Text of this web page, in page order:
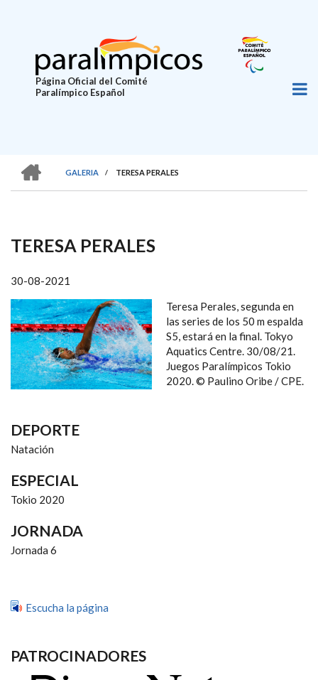
principal
Página Oficial del Comité
Paralímpico Español
SOBRESCRIBIR
DE
AYUDA
A
LA
NAVEGACIÓN
GALERIA
/ TERESA PERALES
TERESA PERALES
30-08-2021
Teresa Perales, segunda en
las series de los 50 m espalda
S5, estará en la final. Tokyo
Aquatics Centre. 30/08/21.
Juegos Paralímpicos Tokio
2020. © Paulino Oribe / CPE.
DEPORTE
Natación
ESPECIAL
Tokio 2020
JORNADA
Jornada 6
Escucha la página
PATROCINADORES